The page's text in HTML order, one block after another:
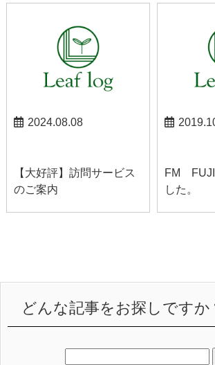
2024.08.08
【大好評】訪問サービス
のご案内
FM FUJI
した。
どんな記事をお探しですか